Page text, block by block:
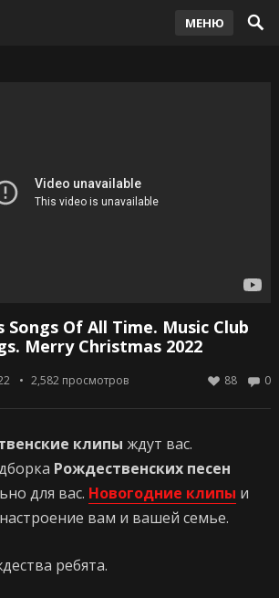
МЕНЮ
Of All Time. Music Club
Merry Christmas 2022
2,582просмотров 0
88
клипы ждут вас.
Рождественских песен
для вас. Новогодние клипы и
вам и вашей семье.
ребята.